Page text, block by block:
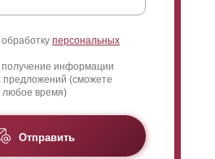
персональных
получение информации
предложений (сможете
любое время)
Отправить